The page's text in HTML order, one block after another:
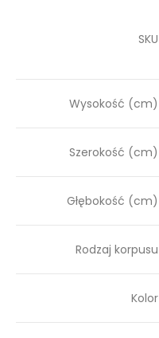
SKU
Wysokość (cm)
Szerokość (cm)
Głębokość (cm)
Rodzaj korpusu
Kolor